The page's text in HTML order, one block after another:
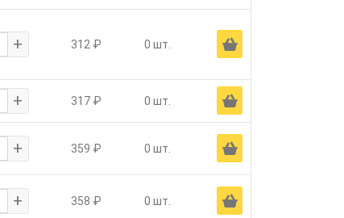
+ 312 ₽ 0 шт. Ä
+ 317 ₽ 0 шт. Ä
+ 359 ₽ 0 шт. Ä
+ 358 ₽ 0 шт. Ä